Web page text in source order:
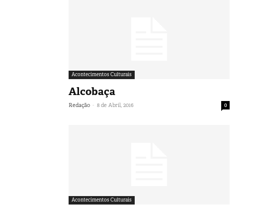
Acontecimentos Culturais
Alcobaça
Redação - 8 de Abril, 2016 0
Acontecimentos Culturais